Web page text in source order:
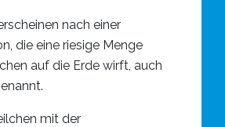
nach einer
die eine riesige Menge
auf die Erde wirft, auch
mit der